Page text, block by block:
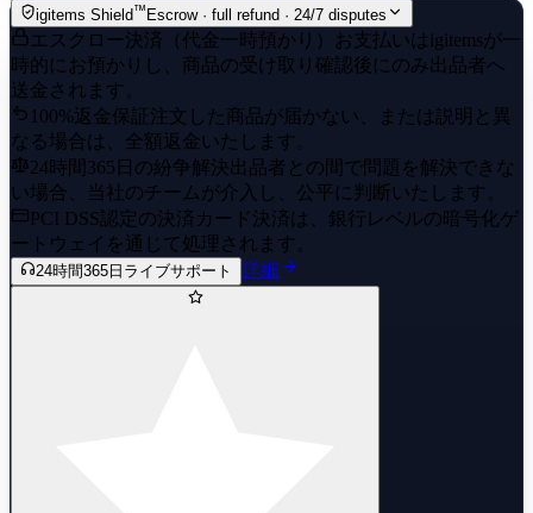
igitems Shield™Escrow · full refund · 24/7 disputes
エスクロー決済（代金一時預かり）
お支払いはigitemsが一
時的にお預かりし、商品の受け取り確認後にのみ出品者へ
送金されます。
100%返金保証 注文した商品が届かない、または説明と異
なる場合は、全額返金いたします。
24時間365日の紛争解決出品者との間で問題を解決できな
い場合、当社のチームが介入し、公平に判断いたします。
PCI DSS認定の決済 カード決済は、銀行レベルの暗号化ゲ
ートウェイを通じて処理されます。
24時間365日ライブサポート 詳細